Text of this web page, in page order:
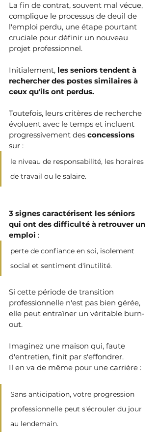
La fin de contrat, souvent mal vécue,
complique le processus de deuil de
l'emploi perdu, une étape pourtant
cruciale pour définir un nouveau
projet professionnel.
Initialement, les seniors tendent à
rechercher des postes similaires à
ceux qu'ils ont perdus.
Toutefois, leurs critères de recherche
évoluent avec le temps et incluent
progressivement des concessions
sur :
le niveau de responsabilité, les horaires
de travail ou le salaire.
3 signes caractérisent les séniors
qui ont des difficulté à retrouver un
emploi :
perte de confiance en soi, isolement
social et sentiment d'inutilité.
Si cette période de transition
professionnelle n'est pas bien gérée,
elle peut entraîner un véritable burn-
out.
Imaginez une maison qui, faute
d'entretien, finit par s'effondrer.
Il en va de même pour une carrière :
Sans anticipation, votre progression
professionnelle peut s'écrouler du jour
au lendemain.